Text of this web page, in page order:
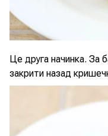
Це друга начинка. За
закрити назад